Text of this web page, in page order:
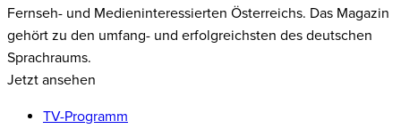
Fernseh- und Medieninteressierten Österreichs. Das Magazin
gehört zu den umfang- und erfolgreichsten des deutschen
Sprachraums.
Jetzt ansehen
TV-Programm